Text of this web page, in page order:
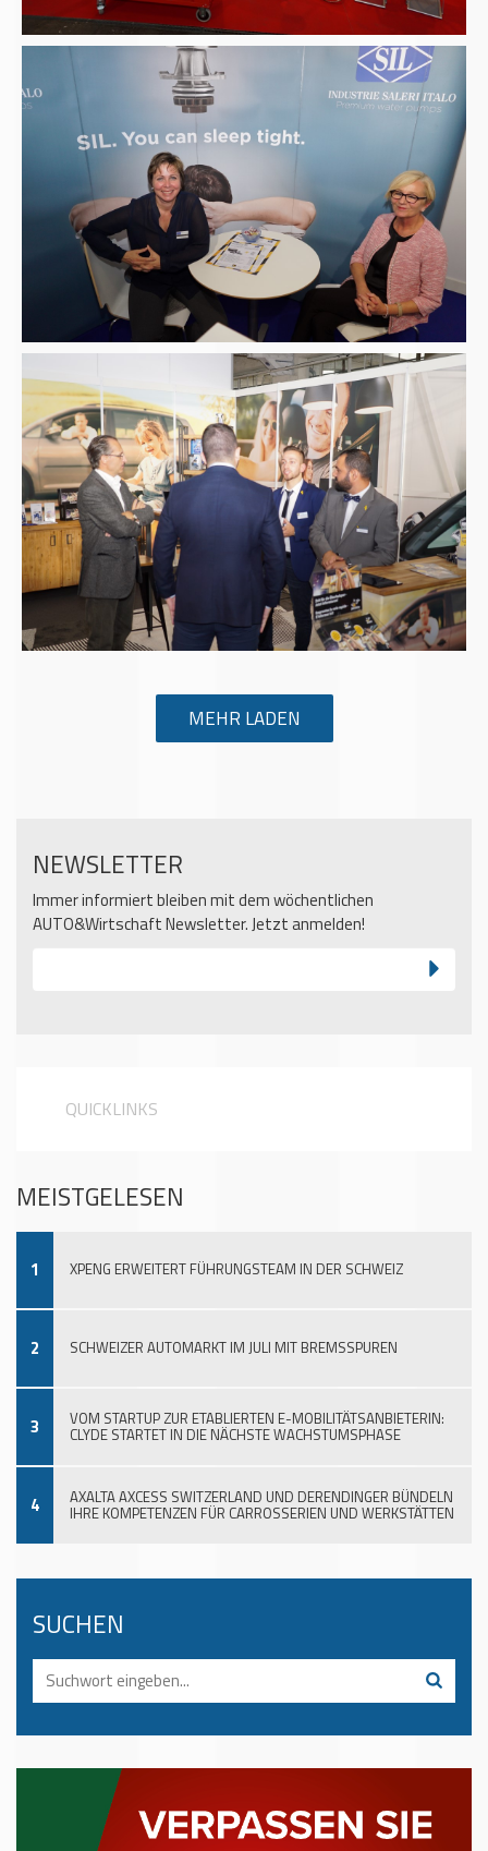
MEHR LADEN
NEWSLETTER
Immer informiert bleiben mit dem wöchentlichen
AUTO&Wirtschaft Newsletter. Jetzt anmelden!
QUICKLINKS
MEISTGELESEN
1 XPENG ERWEITERT FÜHRUNGSTEAM IN DER SCHWEIZ
2 SCHWEIZER AUTOMARKT IM JULI MIT BREMSSPUREN
3 VOM STARTUP ZUR ETABLIERTEN E-MOBILITÄTSANBIETERIN:
CLYDE STARTET IN DIE NÄCHSTE WACHSTUMSPHASE
4 AXALTA AXCESS SWITZERLAND UND DERENDINGER BÜNDELN
IHRE KOMPETENZEN FÜR CARROSSERIEN UND WERKSTÄTTEN
SUCHEN